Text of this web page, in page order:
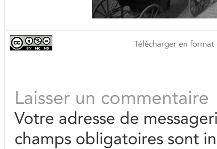
Télécharger en
Laisser un commentaire
Votre adresse de
champs obligatoires sont